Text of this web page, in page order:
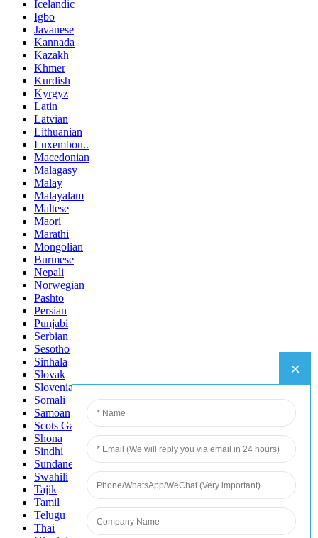
Icelandic
Igbo
Javanese
Kannada
Kazakh
Khmer
Kurdish
Kyrgyz
Latin
Latvian
Lithuanian
Luxembou..
Macedonian
Malagasy
Malay
Malayalam
Maltese
Maori
Marathi
Mongolian
Burmese
Nepali
Norwegian
Pashto
Persian
Punjabi
Serbian
Sesotho
Sinhala
Slovak
Slovenian
Somali
Samoan
Scots Gaelic
Shona
Sindhi
Sundanese
Swahili
Tajik
Tamil
Telugu
Thai